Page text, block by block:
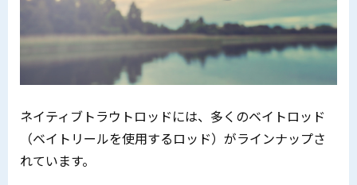
ネイティブトラウトロッドには、多くのベイトロッド
（ベイトリールを使用するロッド）がラインナップさ
れています。